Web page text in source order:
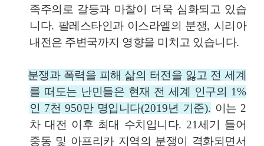
족주의로 갈등과 마찰이 더욱 심화되고 있습
니다. 팔레스타인과 이스라엘의 분쟁, 시리아
내전은 주변국까지 영향을 미치고 있습니다.
분쟁과 폭력을 피해 삶의 터전을 잃고 전 세계
를 떠도는 난민들은 현재 전 세계 인구의 1%
인 7천 950만 명입니다(2019년 기준). 이는2
차 대전 이후 최대 수치입니다. 21세기 들어
중동 및 아프리카 지역의 분쟁이 격화되면서